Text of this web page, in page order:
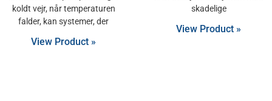
koldt vejr, når temperaturen
falder, kan systemer, der
View Product »
skadelige
View Product »